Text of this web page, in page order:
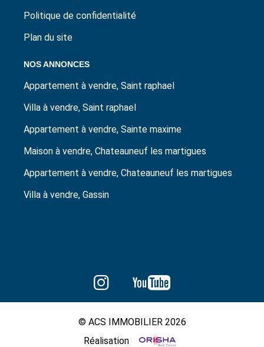
Politique de confidentialité
Plan du site
NOS ANNONCES
Appartement à vendre, Saint raphael
Villa à vendre, Saint raphael
Appartement à vendre, Sainte maxime
Maison à vendre, Chateauneuf les martigues
Appartement à vendre, Chateauneuf les martigues
Villa à vendre, Gassin
© ACS IMMOBILIER 2026
Réalisation